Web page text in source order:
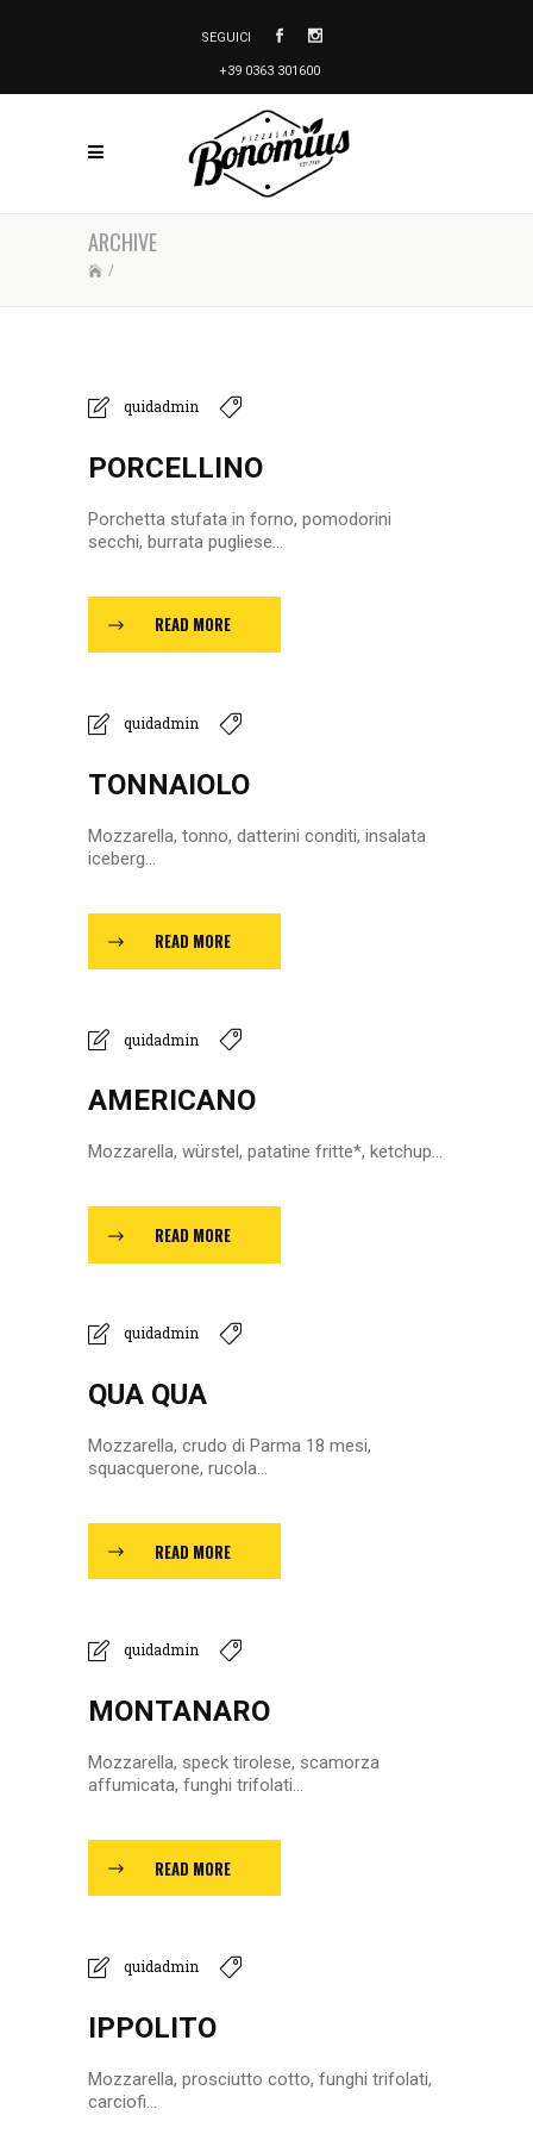
SEGUICI
+39 0363 301600
ARCHIVE
/
quidadmin
PORCELLINO
Porchetta stufata in forno, pomodorini
secchi, burrata pugliese...
READ MORE
quidadmin
TONNAIOLO
Mozzarella, tonno, datterini conditi, insalata
iceberg...
READ MORE
quidadmin
AMERICANO
Mozzarella, würstel, patatine fritte*, ketchup...
READ MORE
quidadmin
QUA QUA
Mozzarella, crudo di Parma 18 mesi,
squacquerone, rucola...
READ MORE
quidadmin
MONTANARO
Mozzarella, speck tirolese, scamorza
affumicata, funghi trifolati...
READ MORE
quidadmin
IPPOLITO
Mozzarella, prosciutto cotto, funghi trifolati,
carciofi...